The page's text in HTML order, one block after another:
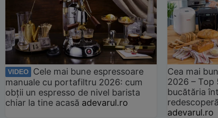
VIDEO
Cele mai bune espressoare
manuale cu portafiltru 2026: cum
obții un espresso de nivel barista
chiar la tine acasă adevarul.ro
Cea mai
2026 –
bucătăria
adevarul.ro